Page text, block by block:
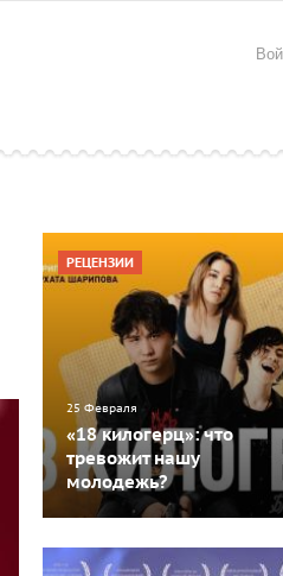
РЕЦЕНЗИИ
25 Февраля
«18 килогерц»: что
тревожит нашу
молодежь?